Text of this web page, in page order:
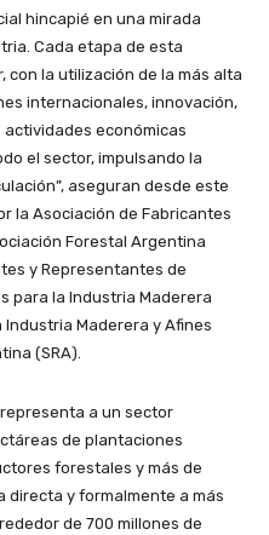
hincapié en una mirada
Cada etapa de esta
con la utilización de la más alta
internacionales, innovación,
económicas
el sector, impulsando la
aseguran desde este
la Asociación de Fabricantes
Forestal Argentina
y Representantes de
para la Industria Maderera
Industria Maderera y Afines
(SRA).
representa a un sector
de plantaciones
forestales y más de
directa y formalmente a más
de 700 millones de